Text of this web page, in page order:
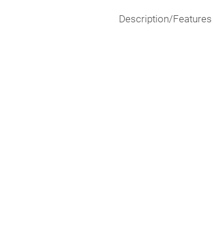
Description/Features